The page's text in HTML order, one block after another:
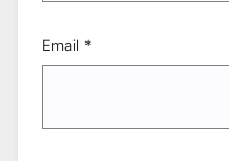
Email *